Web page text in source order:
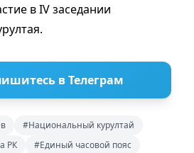
в IV заседании
в Телеграм
#Национальный курултай
РК
#Единый часовой пояс